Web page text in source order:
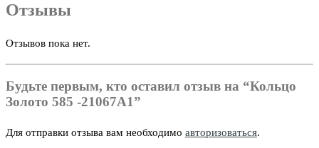
Отзывы
Отзывов пока нет.
Будьте первым, кто оставил отзыв на “Кольцо
Золото 585 -21067А1”
Для отправки отзыва вам необходимо авторизоваться.